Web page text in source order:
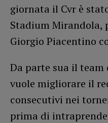
giornata il Cvr è
Stadium Mirandola,
Giorgio Piacentino
Da parte sua il team
vuole migliorare il
consecutivi nei
prima di